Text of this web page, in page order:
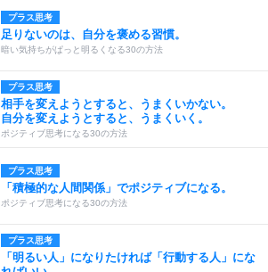
プラス思考
足りないのは、自分を褒める習慣。
暗い気持ちがぱっと明るくなる30の方法
プラス思考
相手を変えようとすると、うまくいかない。
自分を変えようとすると、うまくいく。
ポジティブ思考になる30の方法
プラス思考
「積極的な人間関係」でポジティブになる。
ポジティブ思考になる30の方法
プラス思考
「明るい人」になりたければ「行動する人」にな